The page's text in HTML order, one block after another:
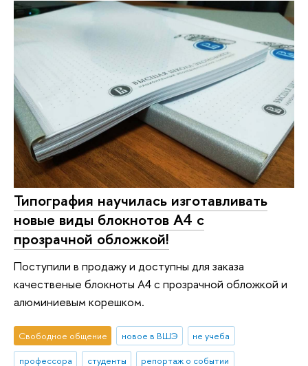
Типография научилась изготавливать
новые виды блокнотов А4 с
прозрачной обложкой!
Поступили в продажу и доступны для заказа
качественые блокноты А4 с прозрачной обложкой и
алюминиевым корешком.
Свободное общение новое в ВШЭ
не учеба
профессора
студенты репортаж о событии